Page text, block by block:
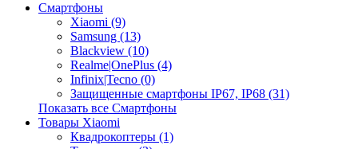
Смартфоны
Xiaomi (9)
Samsung (13)
Blackview (10)
Realme|OnePlus (4)
Infinix|Tecno (0)
Защищенные смартфоны IP67, IP68 (31)
Показать все Смартфоны
Товары Xiaomi
Квадрокоптеры (1)